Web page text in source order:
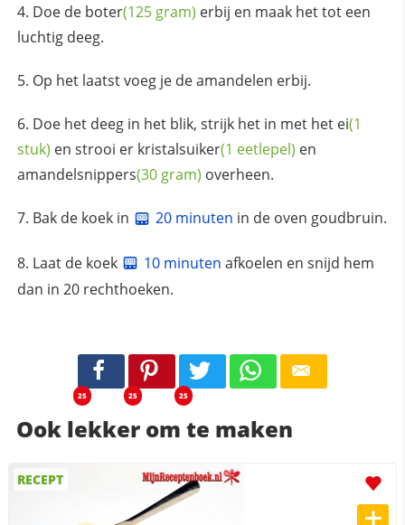
Doe de boter(125 gram) erbij en maak het tot een
luchtig deeg.
Op het laatst voeg je de amandelen erbij.
Doe het deeg in het blik, strijk het in met het ei(1
stuk) en strooi er kristalsuiker(1 eetlepel) en
amandelsnippers(30 gram) overheen.
Bak de koek in 20 minuten in de oven goudbruin.
Laat de koek 10 minuten afkoelen en snijd hem
dan in 20 rechthoeken.
25 25 25
Ook lekker om te maken
RECEPT